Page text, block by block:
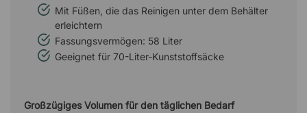
Mit Füßen, die das Reinigen unter dem Behälter
erleichtern
Fassungsvermögen: 58 Liter
Geeignet für 70-Liter-Kunststoffsäcke
Großzügiges Volumen für den täglichen Bedarf